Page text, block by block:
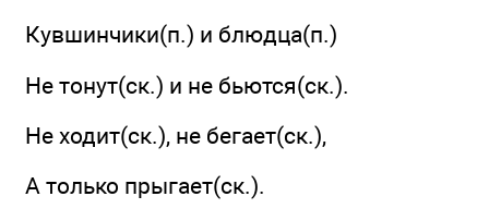
Кувшинчики(п.) и блюдца(п.)
Не тонут(ск.) и не бьются(ск.).
Не ходит(ск.), не бегает(ск.),
А только прыгает(ск.).